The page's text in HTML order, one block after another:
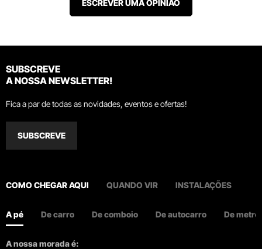
ESCREVER UMA OPINIÃO
SUBSCREVE
A NOSSA NEWSLETTER!
Fica a par de todas as novidades, eventos e ofertas!
SUBSCREVE
COMO CHEGAR AQUI QUANDO VIR INSTALAÇÕES
A pé De carro De comboio De autocarro De metro
A nossa morada é: